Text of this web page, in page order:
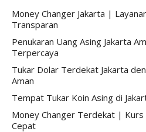
Money Changer Jakarta |
Transparan
Penukaran Uang Asing Jakarta
Terpercaya
Tukar Dolar Terdekat Jakarta
Aman
Tempat Tukar Koin Asing di
Money Changer Terdekat |
Cepat